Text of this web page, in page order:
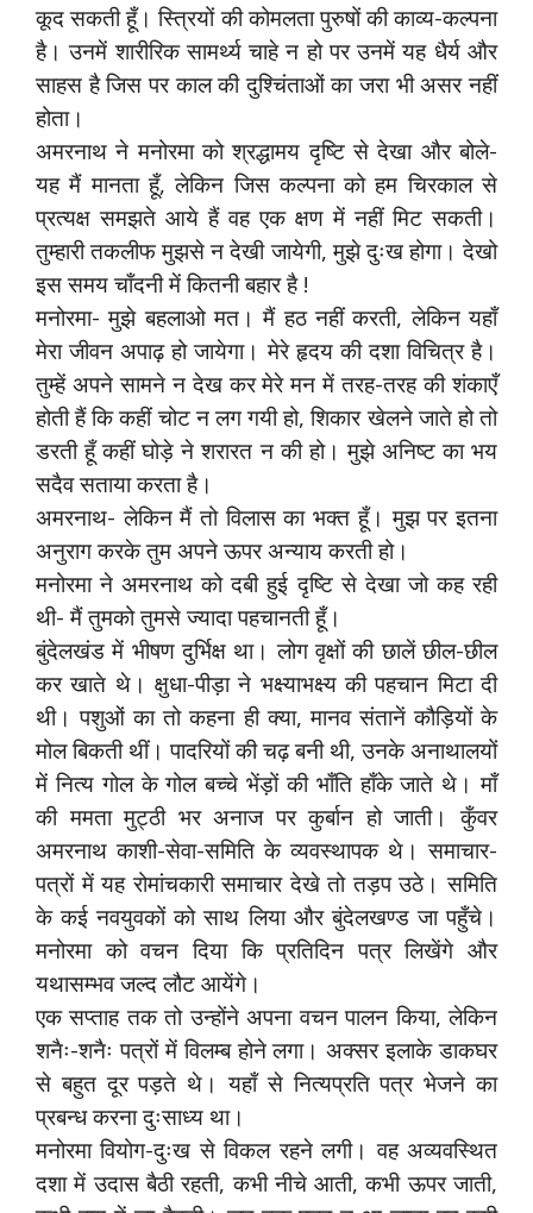
कूद सकती हूँ। स्त्रियों की कोमलता पुरुषों की काव्य-कल्पना
है। उनमें शारीरिक सामर्थ्य चाहे न हो पर उनमें यह धैर्य और
साहस है जिस पर काल की दुश्चिंताओं का जरा भी असर नहीं
होता।
अमरनाथ ने मनोरमा को श्रद्धामय दृष्टि से देखा और बोले-
यह मैं मानता हूँ, लेकिन जिस कल्पना को हम चिरकाल से
प्रत्यक्ष समझते आये हैं वह एक क्षण में नहीं मिट सकती।
तुम्हारी तकलीफ मुझसे न देखी जायेगी, मुझे दुःख होगा। देखो
इस समय चाँदनी में कितनी बहार है !
मनोरमा- मुझे बहलाओ मत। मैं हठ नहीं करती, लेकिन यहाँ
मेरा जीवन अपाढ़ हो जायेगा। मेरे हृदय की दशा विचित्र है।
तुम्हें अपने सामने न देख कर मेरे मन में तरह-तरह की शंकाएँ
होती हैं कि कहीं चोट न लग गयी हो, शिकार खेलने जाते हो तो
डरती हूँ कहीं घोड़े ने शरारत न की हो। मुझे अनिष्ट का भय
सदैव सताया करता है।
अमरनाथ- लेकिन मैं तो विलास का भक्त हूँ। मुझ पर इतना
अनुराग करके तुम अपने ऊपर अन्याय करती हो।
मनोरमा ने अमरनाथ को दबी हुई दृष्टि से देखा जो कह रही
थी- मैं तुमको तुमसे ज्यादा पहचानती हूँ।
बुंदेलखंड में भीषण दुर्भिक्ष था। लोग वृक्षों की छालें छील-छील
कर खाते थे। क्षुधा-पीड़ा ने भक्ष्याभक्ष्य की पहचान मिटा दी
थी। पशुओं का तो कहना ही क्या, मानव संतानें कौड़ियों के
मोल बिकती थीं। पादरियों की चढ़ बनी थी, उनके अनाथालयों
में नित्य गोल के गोल बच्चे भेंड़ों की भाँति हाँके जाते थे। माँ
की ममता मुट्ठी भर अनाज पर कुर्बान हो जाती। कुँवर
अमरनाथ काशी-सेवा-समिति के व्यवस्थापक थे। समाचार-
पत्रों में यह रोमांचकारी समाचार देखे तो तड़प उठे। समिति
के कई नवयुवकों को साथ लिया और बुंदेलखण्ड जा पहुँचे।
मनोरमा को वचन दिया कि प्रतिदिन पत्र लिखेंगे और
यथासम्भव जल्द लौट आयेंगे।
एक सप्ताह तक तो उन्होंने अपना वचन पालन किया, लेकिन
शनैः-शनैः पत्रों में विलम्ब होने लगा। अक्सर इलाके डाकघर
से बहुत दूर पड़ते थे। यहाँ से नित्यप्रति पत्र भेजने का
प्रबन्ध करना दुःसाध्य था।
मनोरमा वियोग-दुःख से विकल रहने लगी। वह अव्यवस्थित
दशा में उदास बैठी रहती, कभी नीचे आती, कभी ऊपर जाती,